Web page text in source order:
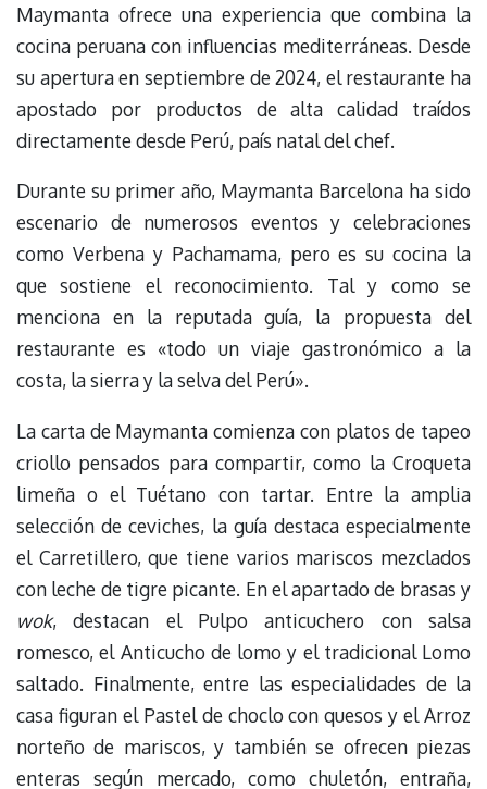
Maymanta ofrece una experiencia que combina la
cocina peruana con influencias mediterráneas. Desde
su apertura en septiembre de 2024, el restaurante ha
apostado por productos de alta calidad traídos
directamente desde Perú, país natal del chef.
Durante su primer año, Maymanta Barcelona ha sido
escenario de numerosos eventos y celebraciones
como Verbena y Pachamama, pero es su cocina la
que sostiene el reconocimiento. Tal y como se
menciona en la reputada guía, la propuesta del
restaurante es «todo un viaje gastronómico a la
costa, la sierra y la selva del Perú».
La carta de Maymanta comienza con platos de tapeo
criollo pensados para compartir, como la Croqueta
limeña o el Tuétano con tartar. Entre la amplia
selección de ceviches, la guía destaca especialmente
el Carretillero, que tiene varios mariscos mezclados
con leche de tigre picante. En el apartado de brasas y
wok, destacan el Pulpo anticuchero con salsa
romesco, el Anticucho de lomo y el tradicional Lomo
saltado. Finalmente, entre las especialidades de la
casa figuran el Pastel de choclo con quesos y el Arroz
norteño de mariscos, y también se ofrecen piezas
enteras según mercado, como chuletón, entraña,